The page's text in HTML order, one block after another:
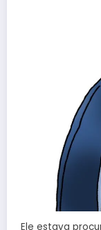
Ele estava